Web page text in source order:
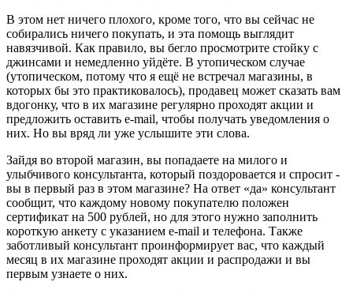
В этом нет ничего плохого, кроме того, что вы сейчас не
собирались ничего покупать, и эта помощь выглядит
навязчивой. Как правило, вы бегло просмотрите стойку с
джинсами и немедленно уйдёте. В утопическом случае
(утопическом, потому что я ещё не встречал магазины, в
которых бы это практиковалось), продавец может сказать вам
вдогонку, что в их магазине регулярно проходят акции и
предложить оставить e-mail, чтобы получать уведомления о
них. Но вы вряд ли уже услышите эти слова.
Зайдя во второй магазин, вы попадаете на милого и
улыбчивого консультанта, который поздоровается и спросит -
вы в первый раз в этом магазине? На ответ «да» консультант
сообщит, что каждому новому покупателю положен
сертификат на 500 рублей, но для этого нужно заполнить
короткую анкету с указанием e-mail и телефона. Также
заботливый консультант проинформирует вас, что каждый
месяц в их магазине проходят акции и распродажи и вы
первым узнаете о них.